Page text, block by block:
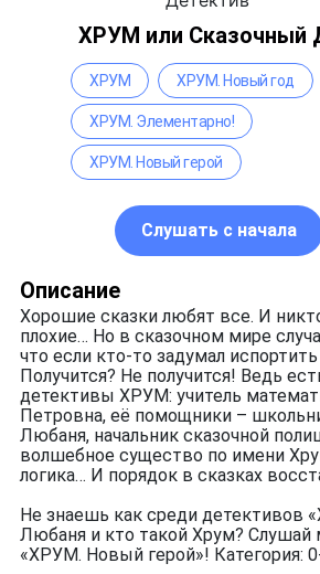
ХРУМ или Сказочный
Описание
Хорошие сказки любят все. И
плохие… Но в сказочном мире
что если кто-то задумал
Получится? Не получится! Ведь
детективы ХРУМ: учитель
Петровна, её помощники –
Любаня, начальник сказочной
волшебное существо по имени
логика… И порядок в сказках
Не знаешь как среди детективов
Любаня и кто такой Хрум? Слушай
«ХРУМ. Новый герой»! Категория:
ХРУМ ХРУМ. Новый год
ХРУМ. Элементарно!
ХРУМ. Новый герой
Слушать с начала